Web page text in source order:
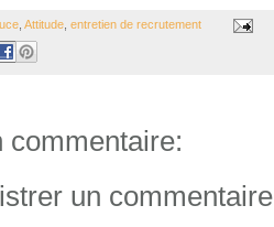
, Attitude, entretien de recrutement
commentaire:
un commentaire